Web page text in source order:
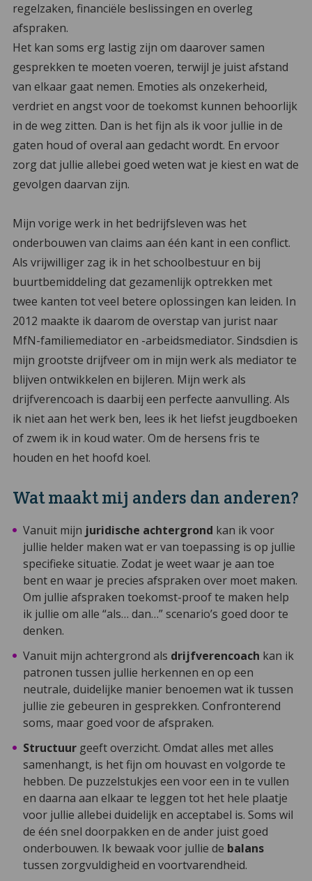
regelzaken, financiële beslissingen en overleg
afspraken.
Het kan soms erg lastig zijn om daarover samen
gesprekken te moeten voeren, terwijl je juist afstand
van elkaar gaat nemen. Emoties als onzekerheid,
verdriet en angst voor de toekomst kunnen behoorlijk
in de weg zitten. Dan is het fijn als ik voor jullie in de
gaten houd of overal aan gedacht wordt. En ervoor
zorg dat jullie allebei goed weten wat je kiest en wat de
gevolgen daarvan zijn.
Mijn vorige werk in het bedrijfsleven was het
onderbouwen van claims aan één kant in een conflict.
Als vrijwilliger zag ik in het schoolbestuur en bij
buurtbemiddeling dat gezamenlijk optrekken met
twee kanten tot veel betere oplossingen kan leiden. In
2012 maakte ik daarom de overstap van jurist naar
MfN-familiemediator en -arbeidsmediator. Sindsdien is
mijn grootste drijfveer om in mijn werk als mediator te
blijven ontwikkelen en bijleren. Mijn werk als
drijfverencoach is daarbij een perfecte aanvulling. Als
ik niet aan het werk ben, lees ik het liefst jeugdboeken
of zwem ik in koud water. Om de hersens fris te
houden en het hoofd koel.
Wat maakt mij anders dan anderen?
Vanuit mijn juridische achtergrond kan ik voor
jullie helder maken wat er van toepassing is op jullie
specifieke situatie. Zodat je weet waar je aan toe
bent en waar je precies afspraken over moet maken.
Om jullie afspraken toekomst-proof te maken help
ik jullie om alle “als… dan…” scenario’s goed door te
denken.
Vanuit mijn achtergrond als drijfverencoach kan ik
patronen tussen jullie herkennen en op een
neutrale, duidelijke manier benoemen wat ik tussen
jullie zie gebeuren in gesprekken. Confronterend
soms, maar goed voor de afspraken.
Structuurgeeft overzicht. Omdat alles met alles
samenhangt, is het fijn om houvast en volgorde te
hebben. De puzzelstukjes een voor een in te vullen
en daarna aan elkaar te leggen tot het hele plaatje
voor jullie allebei duidelijk en acceptabel is. Soms wil
de één snel doorpakken en de ander juist goed
onderbouwen. Ik bewaak voor jullie de balans
tussen zorgvuldigheid en voortvarendheid.